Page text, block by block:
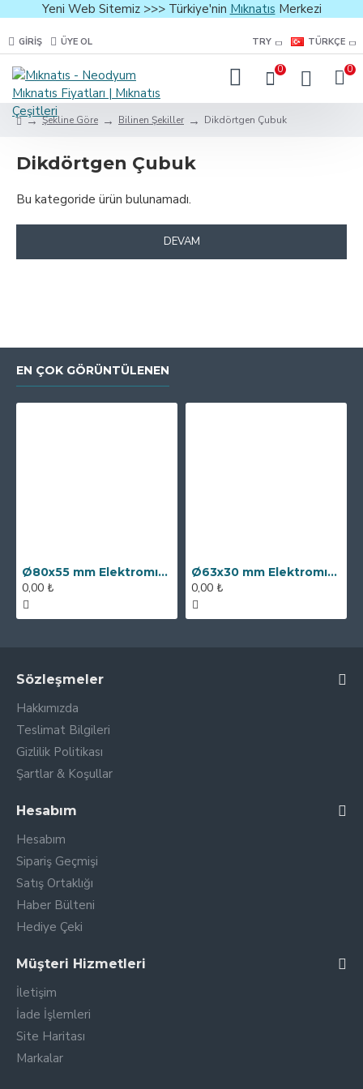
Yeni Web Sitemiz >>> Türkiye'nin Mıknatıs Merkezi
GIRIŞ ÜYE OL TRY TÜRKÇE
0 0
Şekline Göre Bilinen Şekiller Dikdörtgen Çubuk
Dikdörtgen Çubuk
Bu kategoride ürün bulunamadı.
DEVAM
EN ÇOK GÖRÜNTÜLENEN
Ø80x55 mm Elektromıknatıs - 250 kg Çekim Gücü
0,00 ₺
Ø63x30 mm Elektromıknatıs - 100 kg Çekim Gücü
0,00 ₺
Sözleşmeler
Hakkımızda
Teslimat Bilgileri
Gizlilik Politikası
Şartlar & Koşullar
Hesabım
Hesabım
Sipariş Geçmişi
Satış Ortaklığı
Haber Bülteni
Hediye Çeki
Müşteri Hizmetleri
İletişim
İade İşlemleri
Site Haritası
Markalar